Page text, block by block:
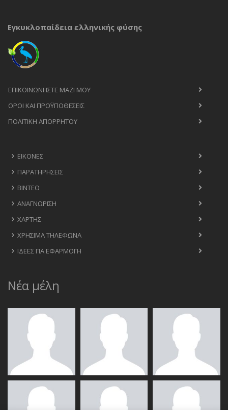
Εγκυκλοπαίδεια ελληνικής φύσης
ΕΠΙΚΟΙΝΩΝΉΣΤΕ ΜΑΖΊ ΜΟΥ
ΟΡΟΙ ΚΑΙ ΠΡΟΫΠΟΘΈΣΕΙΣ
ΠΟΛΙΤΙΚΉ ΑΠΟΡΡΉΤΟΥ
ΕΙΚΌΝΕΣ
ΠΑΡΑΤΗΡΉΣΕΙΣ
ΒΊΝΤΕΟ
ΑΝΑΓΝΏΡΙΣΗ
ΧΆΡΤΗΣ
ΧΡΉΣΙΜΑ ΤΗΛΈΦΩΝΑ
ΙΔΈΕΣ ΓΙΑ ΕΦΑΡΜΟΓΉ
Νέα μέλη